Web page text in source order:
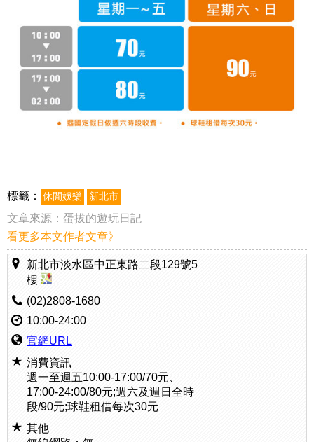
標籤： 休閒娛樂 新北市
文章來源： 蛋拔的遊玩日記
看更多本文作者文章》
新北市淡水區中正東路二段129號5
樓
(02)2808-1680
10:00-24:00
官網URL
消費資訊
週一至週五10:00-17:00/70元、
17:00-24:00/80元;週六及週日全時
段/90元;球鞋租借每次30元
其他